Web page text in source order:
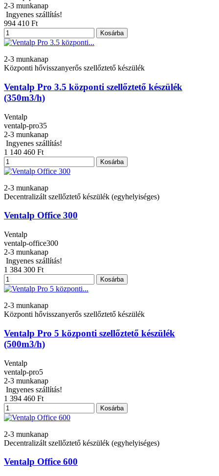
2-3 munkanap
Ingyenes szállítás!
994 410 Ft
Kosárba
2-3 munkanap
Központi hővisszanyerős szellőztető készülék
Ventalp Pro 3.5 központi szellőztető készülék
(350m3/h)
Ventalp
ventalp-pro35
2-3 munkanap
Ingyenes szállítás!
1 140 460 Ft
Kosárba
2-3 munkanap
Decentralizált szellőztető készülék (egyhelyiséges)
Ventalp Office 300
Ventalp
ventalp-office300
2-3 munkanap
Ingyenes szállítás!
1 384 300 Ft
Kosárba
2-3 munkanap
Központi hővisszanyerős szellőztető készülék
Ventalp Pro 5 központi szellőztető készülék
(500m3/h)
Ventalp
ventalp-pro5
2-3 munkanap
Ingyenes szállítás!
1 394 460 Ft
Kosárba
2-3 munkanap
Decentralizált szellőztető készülék (egyhelyiséges)
Ventalp Office 600